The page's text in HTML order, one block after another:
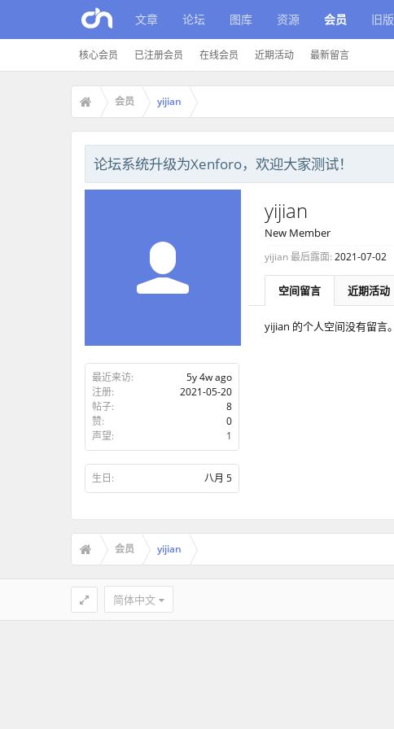
文章 论坛 图库 资源 会员
核心会员 已注册会员 在线会员 近期活动 最新留言
旧版
会员 yijian
论坛系统升级为Xenforo，欢迎大家测试！
最近来访:
5y 4w ago
注册:
2021-05-20
帖子:
8
赞:
0
声望:
1
生日: 八月 5
yijian
New Member
yijian 最后露面: 2021-07-02
空间留言 近期活动
yijian 的个人空间没有留言。
会员 yijian
简体中文